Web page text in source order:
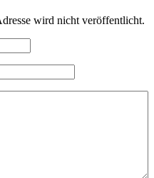
wird nicht veröffentlicht.